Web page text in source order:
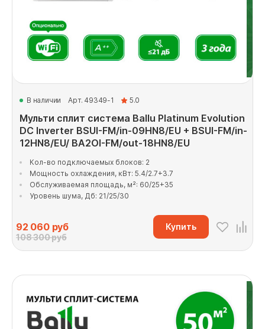
В наличии Арт. 49349-1 5.0
Мульти сплит система Ballu Platinum Evolution
DC Inverter BSUI-FM/in-09HN8/EU + BSUI-FM/in-
12HN8/EU/ BA2OI-FM/out-18HN8/EU
Кол-во подключаемых блоков: 2
Мощность охлаждения, кВт: 5.4/2.7+3.7
Обслуживаемая площадь, м²: 60/25+35
Уровень шума, Дб: 21/25/30
92 060руб
108 300 руб
Купить